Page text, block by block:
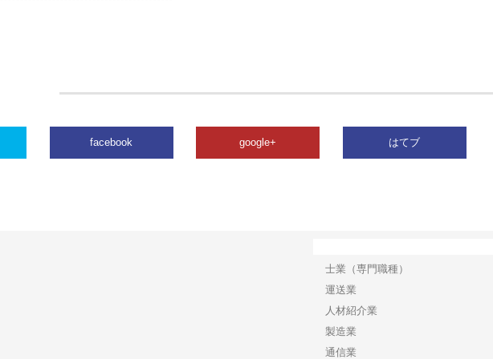
facebook google+ はてブ
士業（専門職種）
運送業
人材紹介業
製造業
通信業